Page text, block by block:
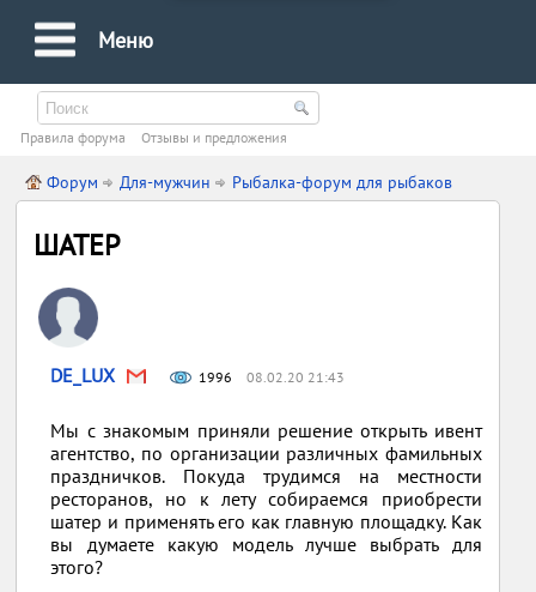
Меню
Правила форума Oтзывы и предложения
Форум Для-мужчин Рыбалка-форум для рыбаков
ШАТЕР
DE_LUX 1996 08.02.20 21:43
Мы с знакомым приняли решение открыть ивент
агентство, по организации различных фамильных
праздничков. Покуда трудимся на местности
ресторанов, но к лету собираемся приобрести
шатер и применять его как главную площадку. Как
вы думаете какую модель лучше выбрать для
этого?